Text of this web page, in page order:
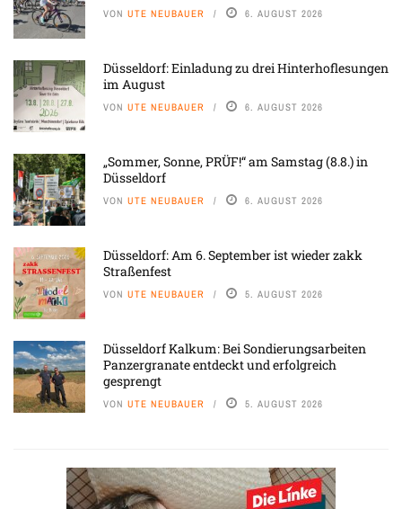
VON UTE NEUBAUER 6. AUGUST 2026
Düsseldorf: Einladung zu drei Hinterhoflesungen
im August
VON UTE NEUBAUER 6. AUGUST 2026
„Sommer, Sonne, PRÜF!“ am Samstag (8.8.) in
Düsseldorf
VON UTE NEUBAUER 6. AUGUST 2026
Düsseldorf: Am 6. September ist wieder zakk
Straßenfest
VON UTE NEUBAUER 5. AUGUST 2026
Düsseldorf Kalkum: Bei Sondierungsarbeiten
Panzergranate entdeckt und erfolgreich
gesprengt
VON UTE NEUBAUER 5. AUGUST 2026